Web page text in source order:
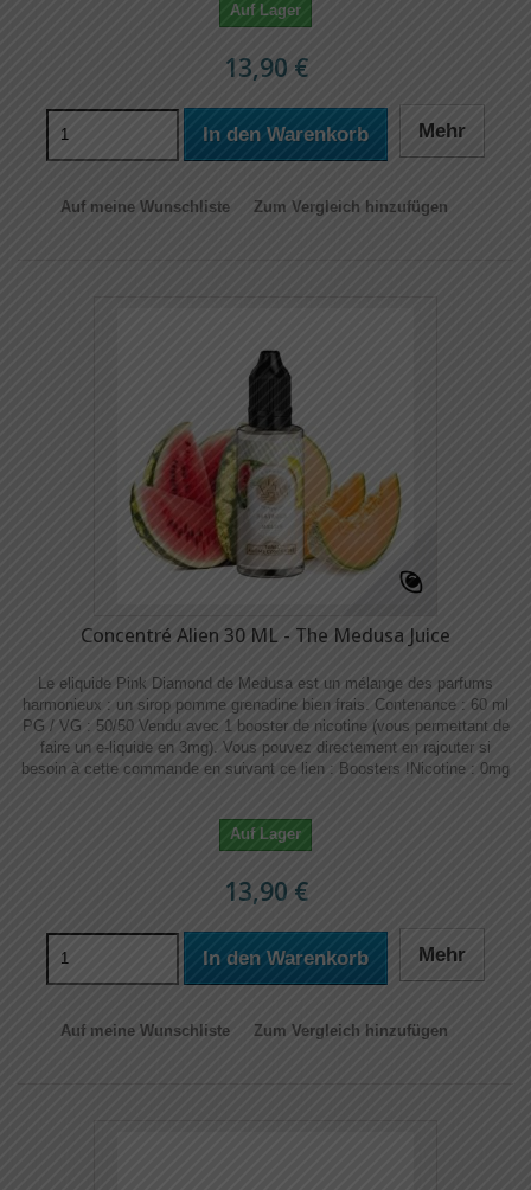
Auf Lager
13,90 €
In den Warenkorb Mehr
Auf meine Wunschliste Zum Vergleich hinzufügen
Concentré Alien 30 ML - The Medusa Juice
Le eliquide Pink Diamond de Medusa est un mélange des parfums
harmonieux : un sirop pomme grenadine bien frais. Contenance : 60 ml
PG / VG : 50/50 Vendu avec 1 booster de nicotine (vous permettant de
faire un e-liquide en 3mg). Vous pouvez directement en rajouter si
besoin à cette commande en suivant ce lien : Boosters !​​ Nicotine : 0mg
Auf Lager
13,90 €
In den Warenkorb Mehr
Auf meine Wunschliste Zum Vergleich hinzufügen